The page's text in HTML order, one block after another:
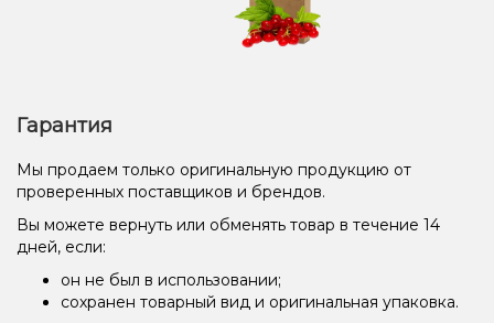
Гарантия
Мы продаем только оригинальную продукцию от
проверенных поставщиков и брендов.
Вы можете вернуть или обменять товар в течение 14
дней, если:
он не был в использовании;
сохранен товарный вид и оригинальная упаковка.